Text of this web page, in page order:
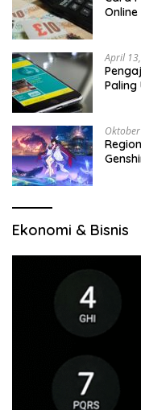
April
Paling
Ekonomi & Bisnis